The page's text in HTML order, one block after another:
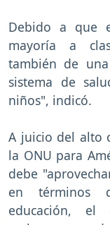
Debido a que
mayoría a
también de
sistema de
niños", indicó.
A juicio del alto
la ONU para
debe
en términos
educación,